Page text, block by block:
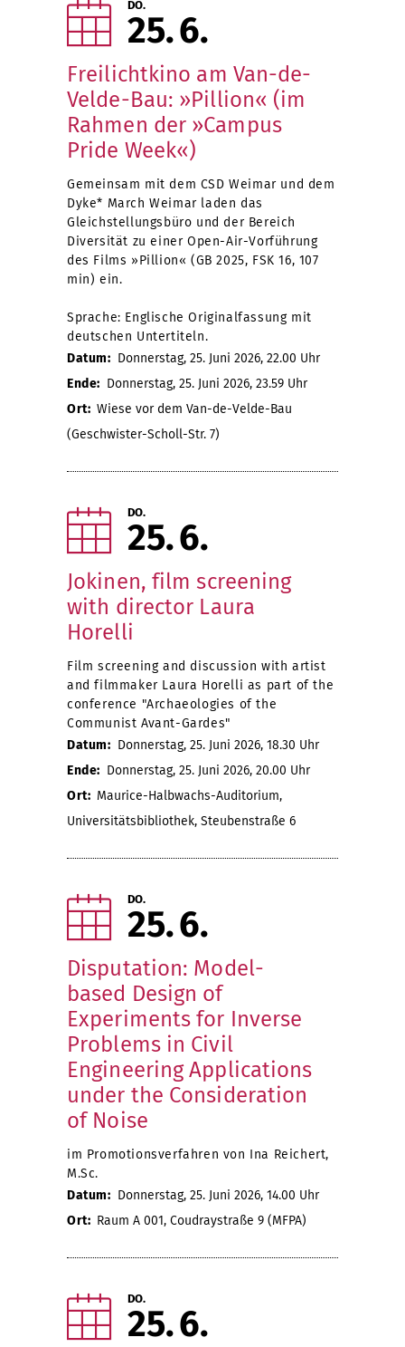
DO.
25 6
Freilichtkino am Van-de-
Velde-Bau: »Pillion« (im
Rahmen der »Campus
Pride Week«)
Gemeinsam mit dem CSD Weimar und dem
Dyke* March Weimar laden das
Gleichstellungsbüro und der Bereich
Diversität zu einer Open-Air-Vorführung
des Films »Pillion« (GB 2025, FSK 16, 107
min) ein.
Sprache: Englische Originalfassung mit
deutschen Untertiteln.
Datum: Donnerstag, 25. Juni 2026, 22.00 Uhr
Ende: Donnerstag, 25. Juni 2026, 23.59 Uhr
Ort: Wiese vor dem Van-de-Velde-Bau
(Geschwister-Scholl-Str. 7)
DO.
25 6
Jokinen, film screening
with director Laura
Horelli
Film screening and discussion with artist
and filmmaker Laura Horelli as part of the
conference "Archaeologies of the
Communist Avant-Gardes"
Datum: Donnerstag, 25. Juni 2026, 18.30 Uhr
Ende: Donnerstag, 25. Juni 2026, 20.00 Uhr
Ort: Maurice-Halbwachs-Auditorium,
Universitätsbibliothek, Steubenstraße 6
DO.
25 6
Disputation: Model-
based Design of
Experiments for Inverse
Problems in Civil
Engineering Applications
under the Consideration
of Noise
im Promotionsverfahren von Ina Reichert,
M.Sc.
Datum: Donnerstag, 25. Juni 2026, 14.00 Uhr
Ort: Raum A 001, Coudraystraße 9 (MFPA)
DO.
25 6